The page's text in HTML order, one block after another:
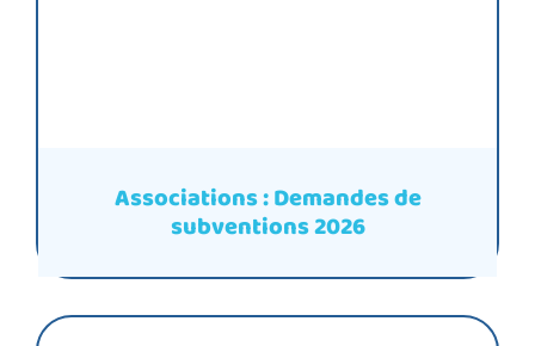
Associations : Demandes de
subventions 2026